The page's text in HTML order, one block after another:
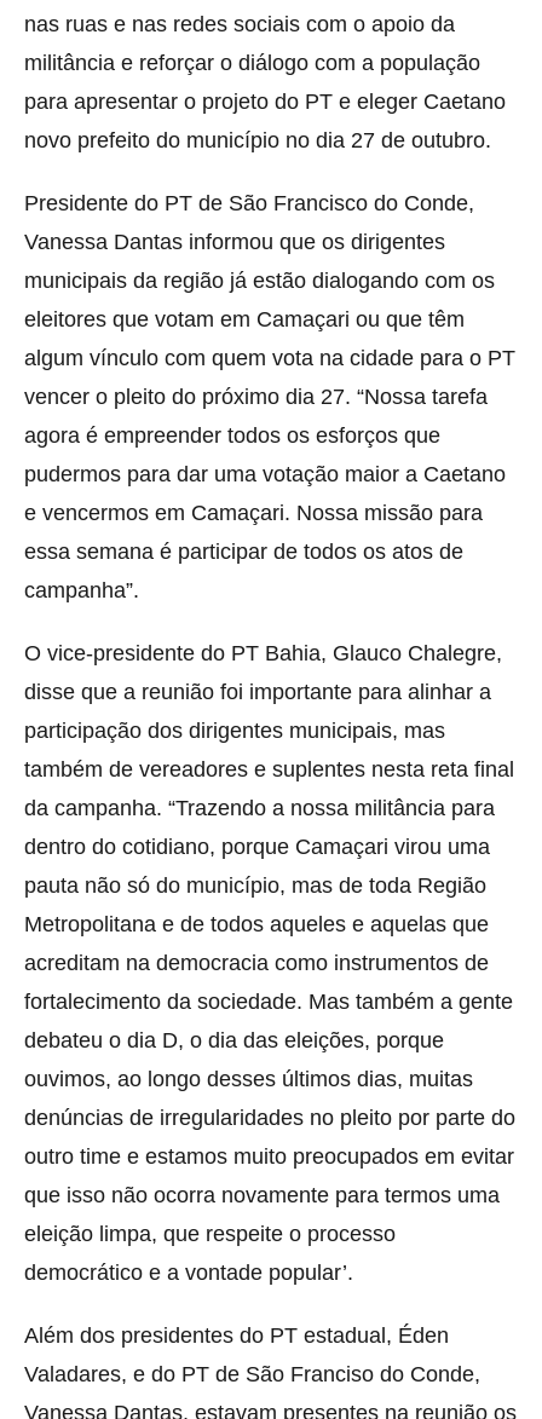
nas ruas e nas redes sociais com o apoio da
militância e reforçar o diálogo com a população
para apresentar o projeto do PT e eleger Caetano
novo prefeito do município no dia 27 de outubro.
Presidente do PT de São Francisco do Conde,
Vanessa Dantas informou que os dirigentes
municipais da região já estão dialogando com os
eleitores que votam em Camaçari ou que têm
algum vínculo com quem vota na cidade para o PT
vencer o pleito do próximo dia 27. “Nossa tarefa
agora é empreender todos os esforços que
pudermos para dar uma votação maior a Caetano
e vencermos em Camaçari. Nossa missão para
essa semana é participar de todos os atos de
campanha”.
O vice-presidente do PT Bahia, Glauco Chalegre,
disse que a reunião foi importante para alinhar a
participação dos dirigentes municipais, mas
também de vereadores e suplentes nesta reta final
da campanha. “Trazendo a nossa militância para
dentro do cotidiano, porque Camaçari virou uma
pauta não só do município, mas de toda Região
Metropolitana e de todos aqueles e aquelas que
acreditam na democracia como instrumentos de
fortalecimento da sociedade. Mas também a gente
debateu o dia D, o dia das eleições, porque
ouvimos, ao longo desses últimos dias, muitas
denúncias de irregularidades no pleito por parte do
outro time e estamos muito preocupados em evitar
que isso não ocorra novamente para termos uma
eleição limpa, que respeite o processo
democrático e a vontade popular’.
Além dos presidentes do PT estadual, Éden
Valadares, e do PT de São Franciso do Conde,
Vanessa Dantas, estavam presentes na reunião os